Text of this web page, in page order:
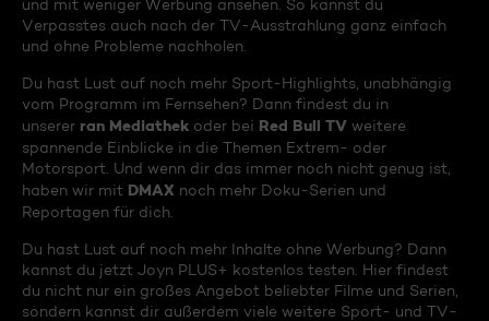
und mit weniger Werbung ansehen. So kannst du
Verpasstes auch nach der TV-Ausstrahlung ganz einfach
und ohne Probleme nachholen.
Du hast Lust auf noch mehr Sport-Highlights, unabhängig
vom Programm im Fernsehen? Dann findest du in
unserer ran Mediathek oder bei Red Bull TV weitere
spannende Einblicke in die Themen Extrem- oder
Motorsport. Und wenn dir das immer noch nicht genug ist,
haben wir mit DMAX noch mehr Doku-Serien und
Reportagen für dich.
Du hast Lust auf noch mehr Inhalte ohne Werbung? Dann
kannst du jetzt Joyn PLUS+ kostenlos testen. Hier findest
du nicht nur ein großes Angebot beliebter Filme und Serien,
sondern kannst dir außerdem viele weitere Sport- und TV-